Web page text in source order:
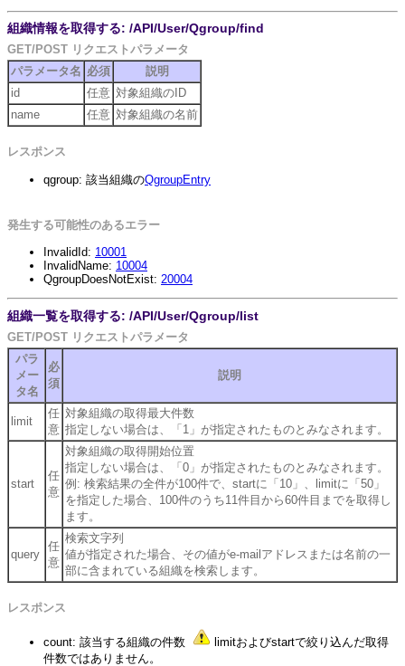
組織情報を取得する: /API/User/Qgroup/find
GET/POST リクエストパラメータ
パラメータ名 必須
説明
id
任意 対象組織のID
name
任意 対象組織の名前
レスポンス
qgroup: 該当組織のQgroupEntry
発生する可能性のあるエラー
InvalidId: 10001
InvalidName: 10004
QgroupDoesNotExist: 20004
組織一覧を取得する: /API/User/Qgroup/list
GET/POST リクエストパラメータ
パラ
メー
タ名
必
須
説明
limit
任
意
対象組織の取得最大件数
指定しない場合は、「1」が指定されたものとみなされます。
start
任
意
対象組織の取得開始位置
指定しない場合は、「0」が指定されたものとみなされます。
例: 検索結果の全件が100件で、startに「10」、limitに「50」
を指定した場合、100件のうち11件目から60件目までを取得し
ます。
query
任
意
検索文字列
値が指定された場合、その値がe-mailアドレスまたは名前の一
部に含まれている組織を検索します。
レスポンス
count: 該当する組織の件数
limitおよびstartで絞り込んだ取得
件数ではありません。